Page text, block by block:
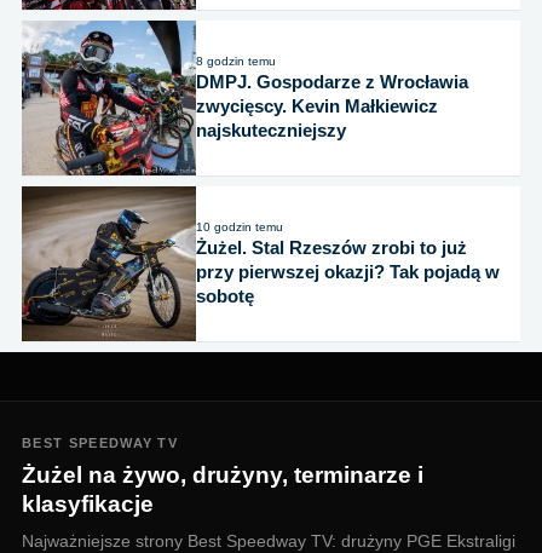
8 godzin temu
DMPJ. Gospodarze z Wrocławia
zwycięscy. Kevin Małkiewicz
najskuteczniejszy
10 godzin temu
Żużel. Stal Rzeszów zrobi to już
przy pierwszej okazji? Tak pojadą w
sobotę
BEST SPEEDWAY TV
Żużel na żywo, drużyny, terminarze i
klasyfikacje
Najważniejsze strony Best Speedway TV: drużyny PGE Ekstraligi